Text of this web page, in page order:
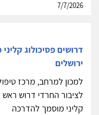
7/7/2026
דרושים פסיכולוג
ירושלים
למכון למרחב, מרכז
לציבור החרדי דרוש ראש
קליני מוסמך להדרכה